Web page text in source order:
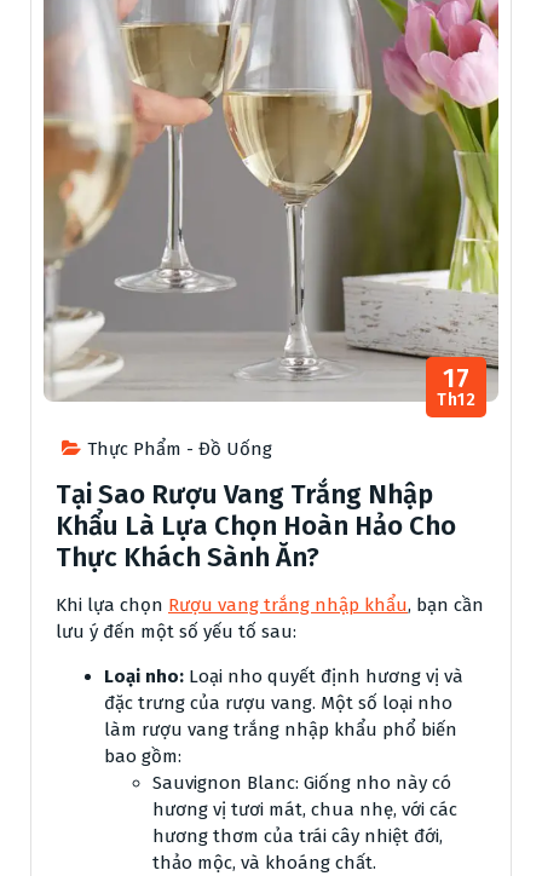
Thực Phẩm - Đồ Uống
17
Th12
Tại Sao Rượu Vang Trắng Nhập
Khẩu Là Lựa Chọn Hoàn Hảo Cho
Thực Khách Sành Ăn?
Khi lựa chọn Rượu vang trắng nhập khẩu, bạn cần
lưu ý đến một số yếu tố sau:
Loại nho: Loại nho quyết định hương vị và
đặc trưng của rượu vang. Một số loại nho
làm rượu vang trắng nhập khẩu phổ biến
bao gồm:
Sauvignon Blanc: Giống nho này có
hương vị tươi mát, chua nhẹ, với các
hương thơm của trái cây nhiệt đới,
thảo mộc, và khoáng chất.